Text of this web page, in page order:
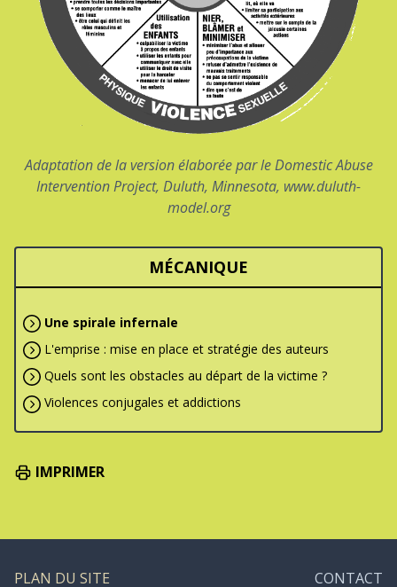
Adaptation de la version élaborée par le Domestic Abuse
Intervention Project, Duluth, Minnesota, www.duluth-
model.org
MÉCANIQUE
Une spirale infernale
L'emprise : mise en place et stratégie des auteurs
Quels sont les obstacles au départ de la victime ?
Violences conjugales et addictions
IMPRIMER
PLAN DU SITE CONTACT